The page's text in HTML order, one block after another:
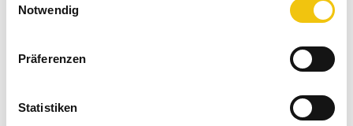
Trigger Symbol ändern oder widerrufen
Informationen über Ihre geografische Lage
können
Notwendig
Präferenzen
Statistiken